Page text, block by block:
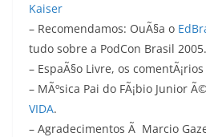
Kaiser
– Recomendamos: OuÃ§a o
tudo sobre a PodCon Brasil 2005.
– EspaÃ§o Livre, os
– MÃºsica Pai do FÃ¡bio Junior
VIDA.
– Agradecimentos Ã Marcio